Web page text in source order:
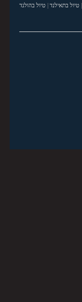
טיול בתאילנד| טיול בהולנד